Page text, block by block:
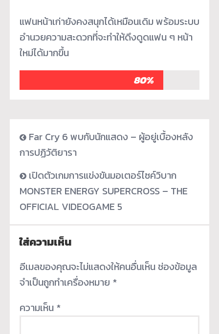
แฟนหน้าเก่ายังคงสนุกได้เหมือนเดิม พร้อมระบบ
อำนวยความสะดวกที่จะทำให้ดึงดูดแฟน ๆ หน้า
ใหม่ได้มากขึ้น
80%
Far Cry 6 พบกับนักแสดง – ผู้อยู่เบื้องหลัง
การปฏิวัติยารา
เปิดตัวเกมการแข่งขันมอเตอร์ไซค์วิบาก
MONSTER ENERGY SUPERCROSS – THE
OFFICIAL VIDEOGAME 5
ใส่ความเห็น
อีเมลของคุณจะไม่แสดงให้คนอื่นเห็น ช่องข้อมูล
จำเป็นถูกทำเครื่องหมาย *
ความเห็น *